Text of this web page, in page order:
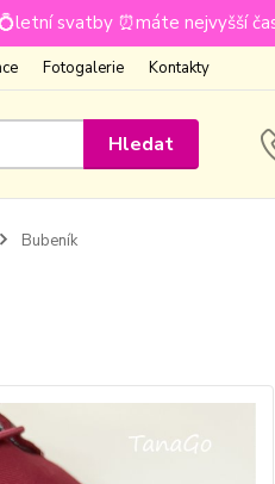
svatby ⏰máte nejvyšší
Fotogalerie Kontakty
Hledat
Bubeník